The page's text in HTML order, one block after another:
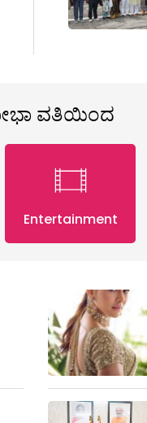
ವತಿಯಿಂದ
Entertainment